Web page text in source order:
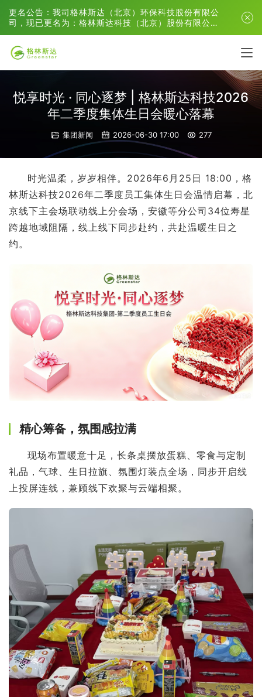
更名公告：我司格林斯达（北京）环保科技股份有限公
司，现已更名为：格林斯达科技（北京）股份有限公
司。
悦享时光 · 同心逐梦 | 格林斯达科技2026
年二季度集体生日会暖心落幕
集团新闻 2026-06-30 17:00 277
时光温柔，岁岁相伴。2026年6月25日 18:00，格
林斯达科技2026年二季度员工集体生日会温情启幕，北
京线下主会场联动线上分会场，安徽等分公司34位寿星
跨越地域阻隔，线上线下同步赴约，共赴温暖生日之
约。
精心筹备，氛围感拉满
现场布置暖意十足，长条桌摆放蛋糕、零食与定制
礼品，气球、生日拉旗、氛围灯装点全场，同步开启线
上投屏连线，兼顾线下欢聚与云端相聚。